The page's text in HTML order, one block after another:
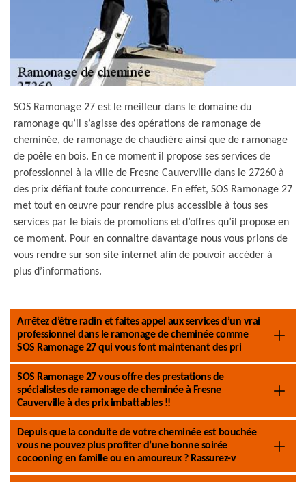
SOS Ramonage 27 est le meilleur dans le domaine du
ramonage qu’il s’agisse des opérations de ramonage de
cheminée, de ramonage de chaudière ainsi que de ramonage
de poêle en bois. En ce moment il propose ses services de
professionnel à la ville de Fresne Cauverville dans le 27260 à
des prix défiant toute concurrence. En effet, SOS Ramonage 27
met tout en œuvre pour rendre plus accessible à tous ses
services par le biais de promotions et d’offres qu’il propose en
ce moment. Pour en connaitre davantage nous vous prions de
vous rendre sur son site internet afin de pouvoir accéder à
plus d’informations.
Arrêtez d’être radin et faites appel aux services d’un vrai
professionnel dans le ramonage de cheminée comme
SOS Ramonage 27 qui vous font maintenant des pri
SOS Ramonage 27 vous offre des prestations de
spécialistes de ramonage de cheminée à Fresne
Cauverville à des prix imbattables !!
Depuis que la conduite de votre cheminée est bouchée
vous ne pouvez plus profiter d’une bonne soirée
cocooning en famille ou en amoureux ? Rassurez-v